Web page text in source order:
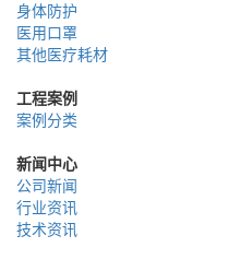
身体防护
医用口罩
其他医疗耗材
工程案例
案例分类
新闻中心
公司新闻
行业资讯
技术资讯